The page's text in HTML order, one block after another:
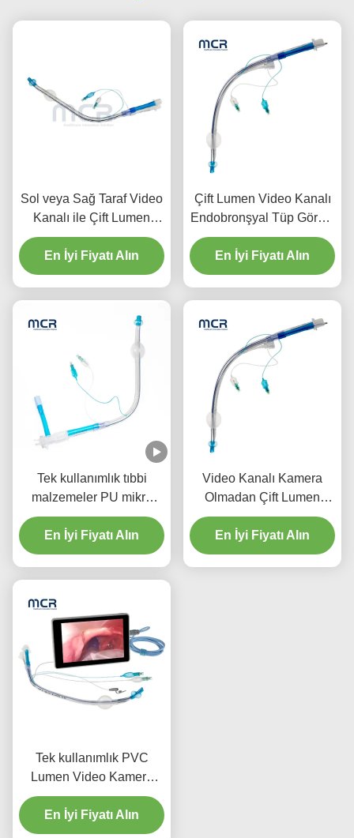
Sol veya Sağ Taraf Video
Kanalı ile Çift Lumen
Endobronşyal Tüp
En İyi Fiyatı Alın
Çift Lumen Video Kanalı
Endobronşyal Tüp Görsel
Oral PVC Plain
En İyi Fiyatı Alın
Tek kullanımlık tıbbi
malzemeler PU mikro
ince manşetli çift lümen
endotrakeal tüp
En İyi Fiyatı Alın
Video Kanalı Kamera
Olmadan Çift Lumen
Endobronşyal Tüp
En İyi Fiyatı Alın
Tek kullanımlık PVC
Lumen Video Kamera
Yetişkinler için
Endobronşyal Kanül
En İyi Fiyatı Alın